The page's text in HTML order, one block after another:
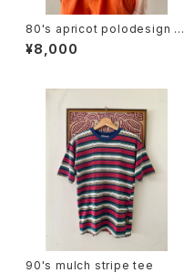
80's apricot polodesign S/
S bodysuit
¥8,000
90's mulch stripe tee